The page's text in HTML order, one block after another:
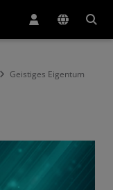
Geistiges Eigentum